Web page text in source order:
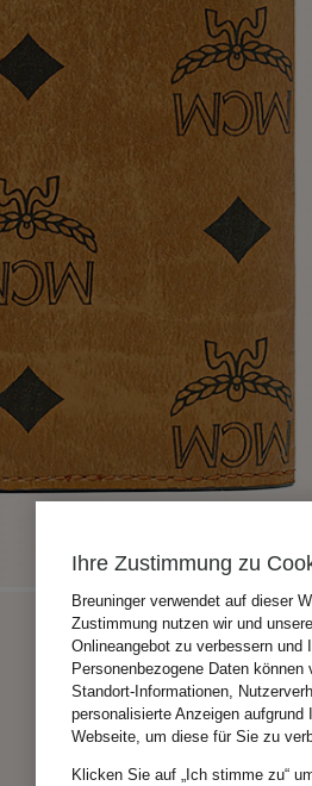
Ihre Zustimmung zu
Breuninger verwendet auf dieser
Zustimmung nutzen wir und
Onlineangebot zu verbessern und
Personenbezogene Daten
Standort-Informationen,
personalisierte Anzeigen
Webseite, um diese für Sie zu
Klicken Sie auf „Ich stimme zu“